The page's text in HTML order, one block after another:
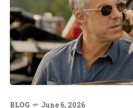
BLOG June 6, 2026